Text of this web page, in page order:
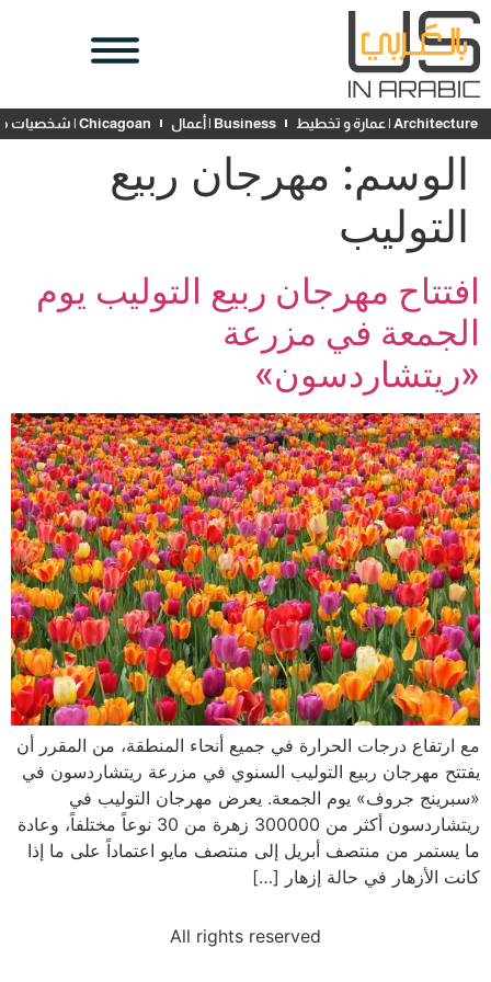
Architecture | عمارة و تخطيط Business | أعمال Chicagoan | شخصيات محلية
الوسم: مهرجان ربيع
التوليب
افتتاح مهرجان ربيع التوليب يوم
الجمعة في مزرعة
«ريتشاردسون»
مع ارتفاع درجات الحرارة في جميع أنحاء المنطقة، من المقرر أن
يفتتح مهرجان ربيع التوليب السنوي في مزرعة ريتشاردسون في
«سبرينج جروف» يوم الجمعة. يعرض مهرجان التوليب في
ريتشاردسون أكثر من 300000 زهرة من 30 نوعاً مختلفاً، وعادة
ما يستمر من منتصف أبريل إلى منتصف مايو اعتماداً على ما إذا
كانت الأزهار في حالة إزهار […]
All rights reserved